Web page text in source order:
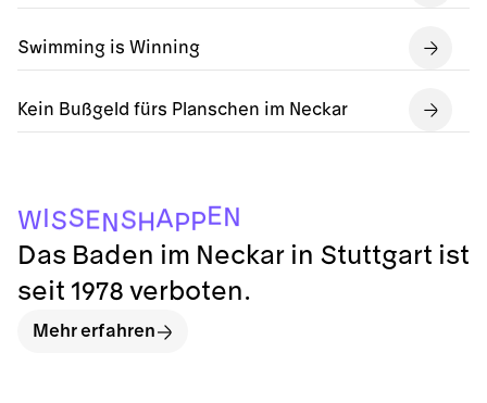
Swimming is Winning
Kein Bußgeld fürs Planschen im Neckar
WISSENSHAPPEN
Das Baden im Neckar in Stuttgart ist
seit 1978 verboten.
Mehr erfahren